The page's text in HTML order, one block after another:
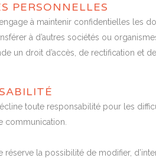
PERSONNELLES
à maintenir confidentielles les
à d’autres sociétés ou
un droit d’accès, de rectification et
toute responsabilité pour les
communication.
réserve la possibilité de modifier,